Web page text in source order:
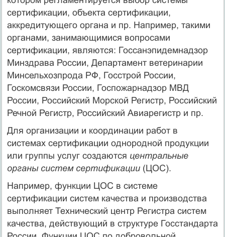
сертификации, объекта сертификации,
аккредитующего органа и пр. Например, такими
органами, занимающимися вопросами
сертификации, являются: Госсанэпидемнадзор
Минздрава России, Департамент ветеринарии
Минсельхозпрода РФ, Госстрой России,
Госкомсвязи России, Госпожарнадзор МВД
России, Российский Морской Регистр, Российский
Речной Регистр, Российский Авиарегистр и пр.
Для организации и координации работ в
системах сертификации однородной продукции
или группы услуг создаются центральные
органы систем сертификации(ЦОС).
Например, функции ЦОС в системе
сертификации систем качества и производства
выполняет Технический центр Регистра систем
качества, действующий в структуре Госстандарта